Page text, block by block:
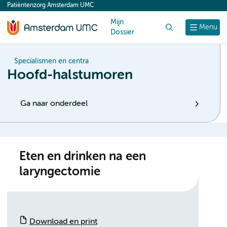
content
Menu
Patiëntenzorg Amsterdam UMC
Mijn
Dossier
Specialismen en centra
Hoofd-halstumoren
Ga naar onderdeel
Eten en drinken na een
laryngectomie
Download en print